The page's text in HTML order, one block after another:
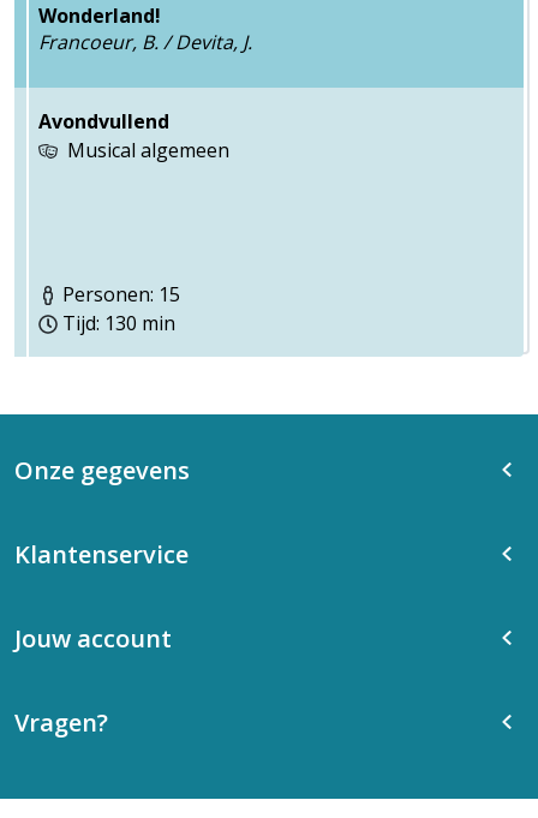
Wonderland!
Francoeur, B. / Devita, J.
Avondvullend
Musical algemeen
Personen: 15
Tijd: 130 min
Onze gegevens
Klantenservice
Jouw account
Vragen?